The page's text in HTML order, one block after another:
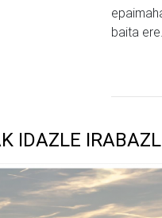
baita
IDAZLE